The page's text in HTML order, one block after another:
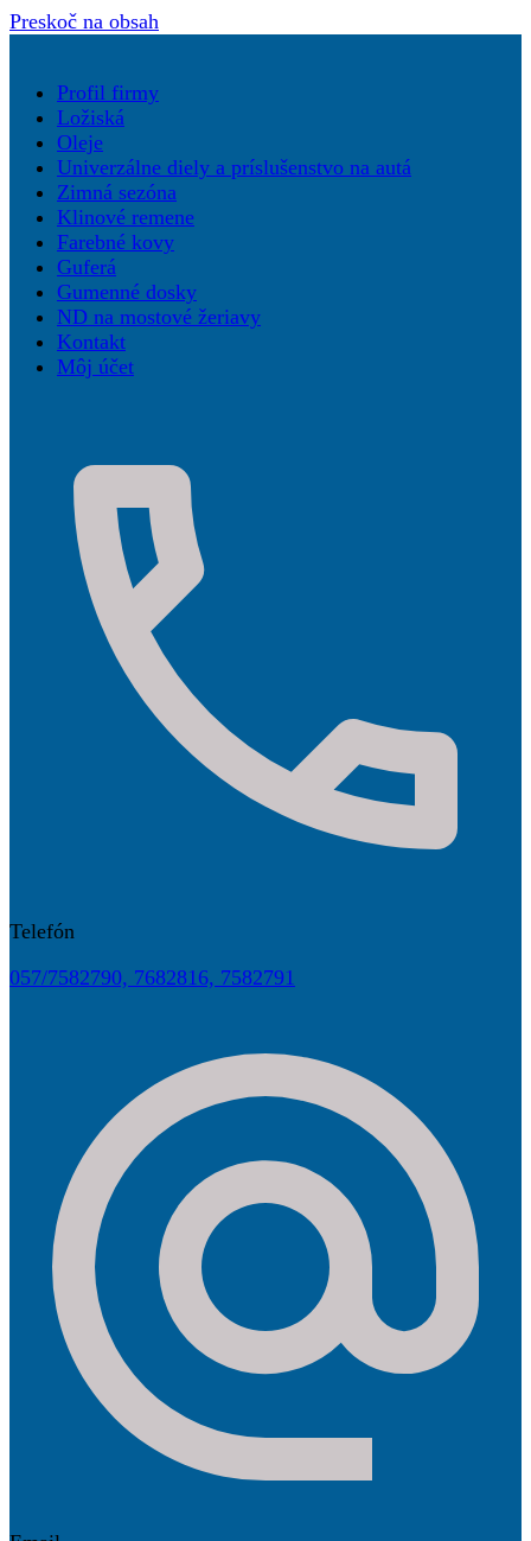
Preskoč na obsah
Profil firmy
Ložiská
Oleje
Univerzálne diely a príslušenstvo na autá
Zimná sezóna
Klinové remene
Farebné kovy
Guferá
Gumenné dosky
ND na mostové žeriavy
Kontakt
Môj účet
Telefón
057/7582790, 7682816, 7582791